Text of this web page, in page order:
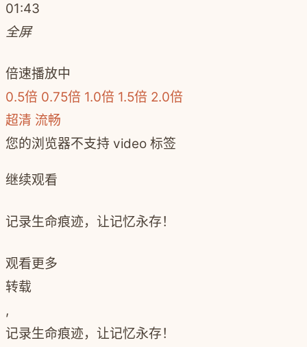
01:43
全屏
倍速播放中
0.5倍 0.75倍 1.0倍 1.5倍 2.0倍
超清 流畅
您的浏览器不支持 video 标签
继续观看
记录生命痕迹，让记忆永存！
观看更多
转载
,
记录生命痕迹，让记忆永存！